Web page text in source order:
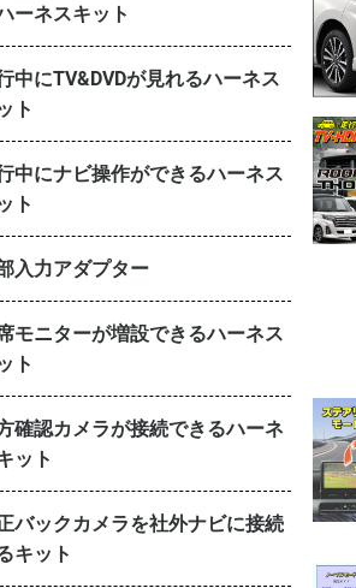
ーネスキット
中にTV&DVDが見れるハーネス
ト
中にナビ操作ができるハーネス
ト
入力アダプター
モニターが増設できるハーネス
ト
確認カメラが接続できるハーネ
ット
バックカメラを社外ナビに接続
キット